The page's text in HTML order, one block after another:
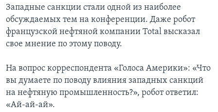
Западные санкции стали одной из наиболее
обсуждаемых тем на конференции. Даже робот
французской нефтяной компании Total высказал
свое мнение по этому поводу.
На вопрос корреспондента «Голоса Америки»: «Что
вы думаете по поводу влияния западных санкций
на нефтяную промышленность?», робот ответил:
«Ай-ай-ай».